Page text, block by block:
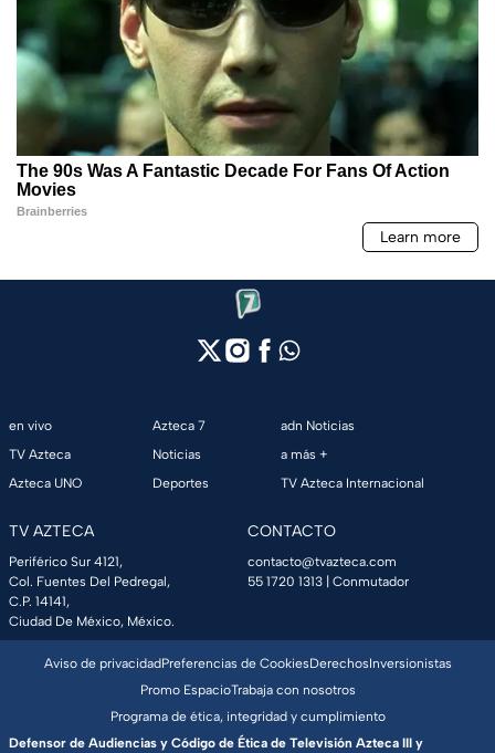
en vivo
TV Azteca
Azteca UNO
Azteca 7
Noticias
Deportes
adn Noticias
a más +
TV Azteca Internacional
TV AZTECA
Periférico Sur 4121,
Col. Fuentes Del Pedregal,
C.P. 14141,
Ciudad De México, México.
CONTACTO
contacto@tvazteca.com
55 1720 1313 | Conmutador
Aviso de privacidadPreferencias de CookiesDerechosInversionistas
Promo EspacioTrabaja con nosotros
Programa de ética, integridad y cumplimiento
Defensor de Audiencias y Código de Ética de Televisión Azteca III y